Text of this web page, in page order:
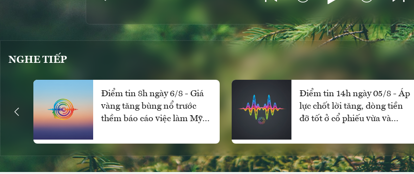
NGHE TIẾP
Điểm tin 8h ngày 6/8 - Giá
vàng tăng bùng nổ trước
thềm báo cáo việc làm Mỹ,
mạnh
Điểm tin 14h ngày 05/8 - Áp
lực chốt lời tăng, dòng tiền
đỡ tốt ở cổ phiếu vừa và
ròng